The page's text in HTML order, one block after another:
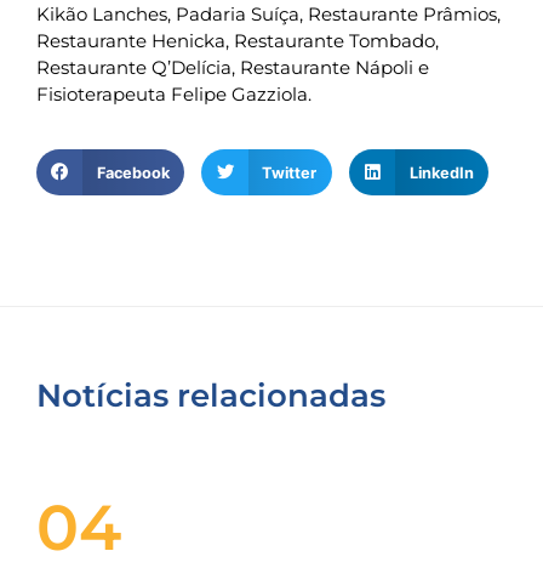
Kikão Lanches, Padaria Suíça, Restaurante Prâmios,
Restaurante Henicka, Restaurante Tombado,
Restaurante Q’Delícia, Restaurante Nápoli e
Fisioterapeuta Felipe Gazziola.
Facebook Twitter LinkedIn
Notícias relacionadas
04